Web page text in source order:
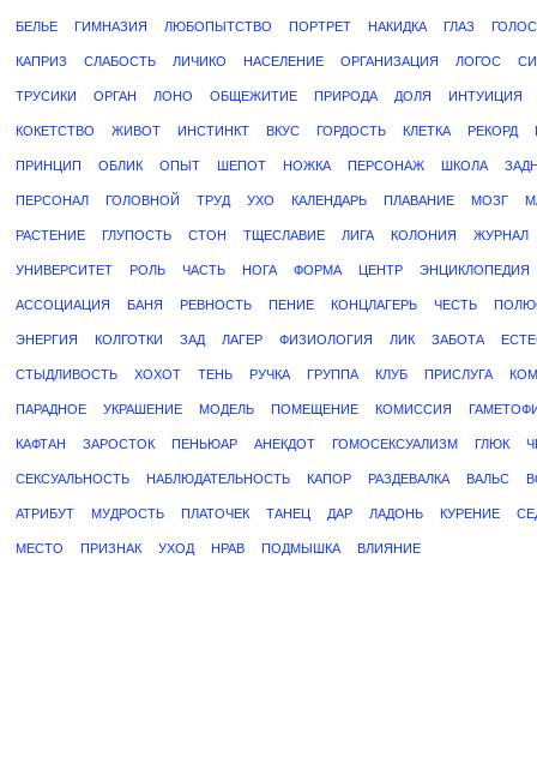
БЕЛЬЕ ГИМНАЗИЯ ЛЮБОПЫТСТВО ПОРТРЕТ НАКИДКА ГЛАЗ
КАПРИЗ СЛАБОСТЬ ЛИЧИКО НАСЕЛЕНИЕ ОРГАНИЗАЦИЯ ЛОГОС
ТРУСИКИ ОРГАН ЛОНО ОБЩЕЖИТИЕ ПРИРОДА ДОЛЯ ИНТУИЦИЯ
КОКЕТСТВО ЖИВОТ ИНСТИНКТ ВКУС ГОРДОСТЬ КЛЕТКА РЕКОРД
ПРИНЦИП ОБЛИК ОПЫТ ШЕПОТ НОЖКА ПЕРСОНАЖ ШКОЛА
ПЕРСОНАЛ ГОЛОВНОЙ ТРУД УХО КАЛЕНДАРЬ ПЛАВАНИЕ МОЗГ
РАСТЕНИЕ ГЛУПОСТЬ СТОН ТЩЕСЛАВИЕ ЛИГА КОЛОНИЯ ЖУРНАЛ
УНИВЕРСИТЕТ РОЛЬ ЧАСТЬ НОГА ФОРМА ЦЕНТР ЭНЦИКЛОПЕДИЯ
АССОЦИАЦИЯ БАНЯ РЕВНОСТЬ ПЕНИЕ КОНЦЛАГЕРЬ ЧЕСТЬ
ЭНЕРГИЯ КОЛГОТКИ ЗАД ЛАГЕР ФИЗИОЛОГИЯ ЛИК ЗАБОТА
СТЫДЛИВОСТЬ ХОХОТ ТЕНЬ РУЧКА ГРУППА КЛУБ ПРИСЛУГА
ПАРАДНОЕ УКРАШЕНИЕ МОДЕЛЬ ПОМЕЩЕНИЕ КОМИССИЯ
КАФТАН ЗАРОСТОК ПЕНЬЮАР АНЕКДОТ ГОМОСЕКСУАЛИЗМ ГЛЮК
СЕКСУАЛЬНОСТЬ НАБЛЮДАТЕЛЬНОСТЬ КАПОР РАЗДЕВАЛКА ВАЛЬС
АТРИБУТ МУДРОСТЬ ПЛАТОЧЕК ТАНЕЦ ДАР ЛАДОНЬ КУРЕНИЕ
МЕСТО ПРИЗНАК УХОД НРАВ ПОДМЫШКА ВЛИЯНИЕ